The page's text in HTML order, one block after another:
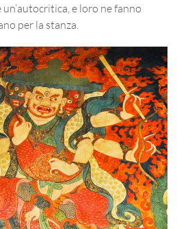
e loro ne fanno
per la stanza.